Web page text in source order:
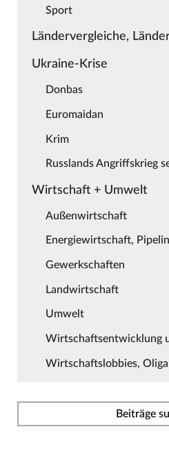
Sport
Ländervergleiche,
Ukraine-Krise
Donbas
Euromaidan
Krim
Russlands Angriffskrieg
Wirtschaft + Umwelt
Außenwirtschaft
Energiewirtschaft,
Gewerkschaften
Landwirtschaft
Umwelt
Wirtschaftsentwicklung
Wirtschaftslobbies,
Beiträge